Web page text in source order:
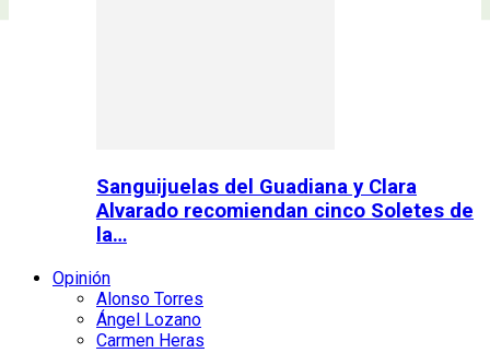
Sanguijuelas del Guadiana y Clara
Alvarado recomiendan cinco Soletes de
la…
Opinión
Alonso Torres
Ángel Lozano
Carmen Heras